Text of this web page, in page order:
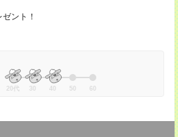
ント！
20代 30 40 50 60